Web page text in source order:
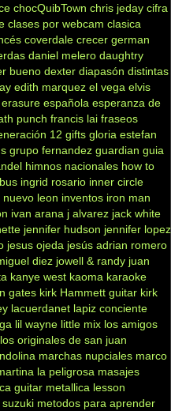
chocQuibTown chris jeday cifra
clases por webcam clasica
coverdale crecer german
daniel melero daughtry
bueno dexter diapasón distintas
edith marquez el vega elvis
erasure española esperanza de
punch francis lai fraseos
12 gifts gloria estefan
grupo fernandez guardian guia
himnos nacionales how to
ingrid rosario inner circle
nuevo leon inventos iron man
ivan arana j alvarez jack white
jennifer hudson jennifer lopez
jesus ojeda jesús adrian romero
diez jowell & randy juan
kanye west kaoma karaoke
gates kirk Hammett guitar kirk
lacuerdanet lapiz conciente
lil wayne little mix los amigos
los originales de san juan
marchas nupciales marco
la peligrosa masajes
guitar metallica lesson
metodos para aprender